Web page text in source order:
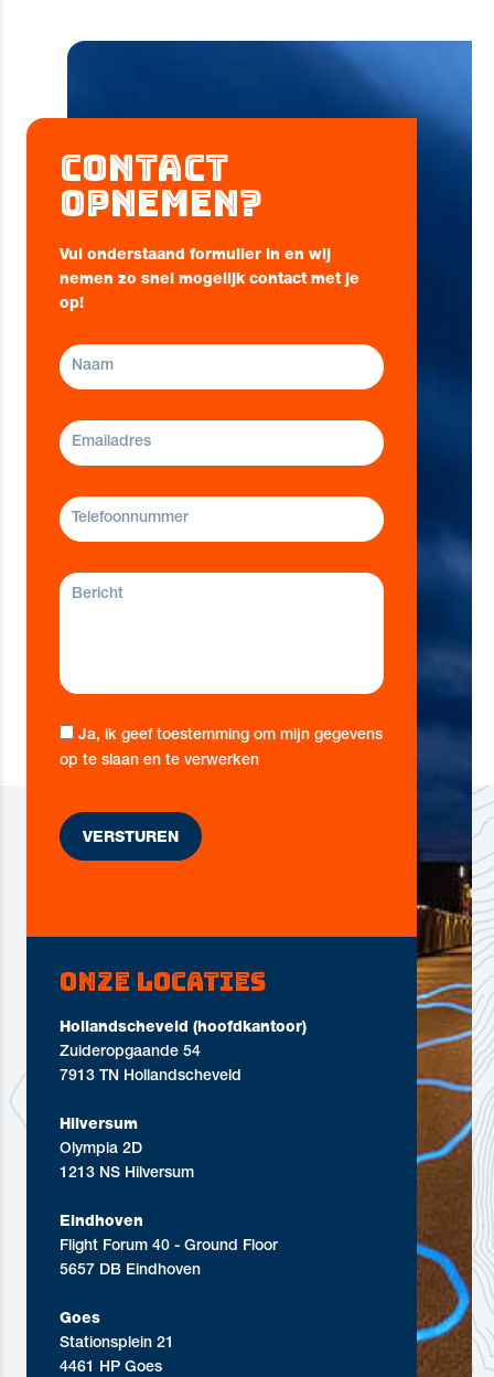
Contact
opnemen?
Vul onderstaand formulier in en wij
nemen zo snel mogelijk contact met je
op!
Ja, ik geef toestemming om mijn gegevens
op te slaan en te verwerken
Onze locaties
Hollandscheveld (hoofdkantoor)
Zuideropgaande 54
7913 TN Hollandscheveld
Hilversum
Olympia 2D
1213 NS Hilversum
Eindhoven
Flight Forum 40 - Ground Floor
5657 DB Eindhoven
Goes
Stationsplein 21
4461 HP Goes